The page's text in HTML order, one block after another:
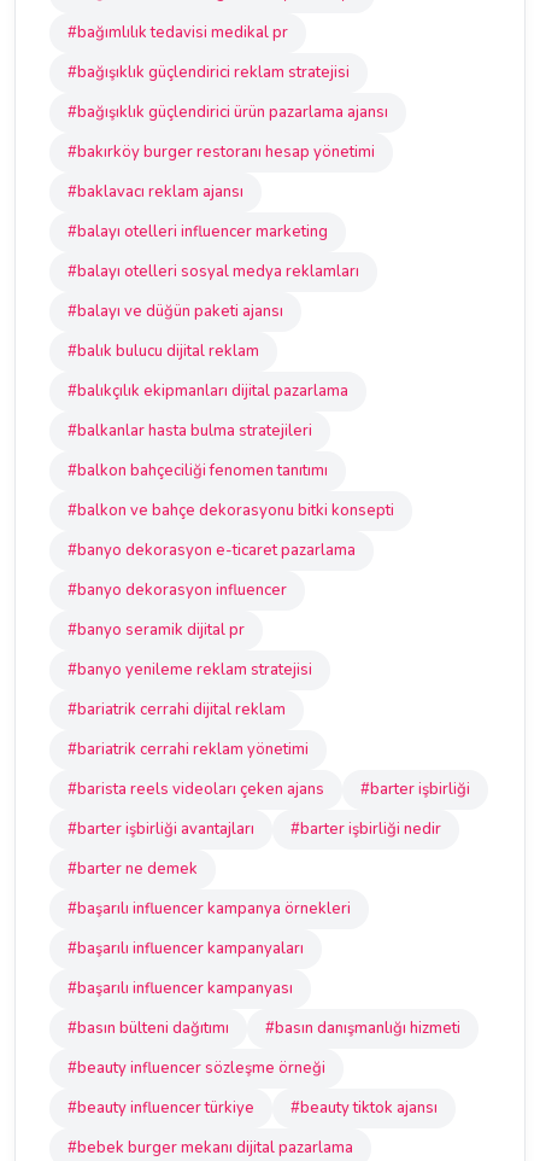
#bağımlılık tedavisi medikal pr
#bağışıklık güçlendirici reklam stratejisi
#bağışıklık güçlendirici ürün pazarlama ajansı
#bakırköy burger restoranı hesap yönetimi
#baklavacı reklam ajansı
#balayı otelleri influencer marketing
#balayı otelleri sosyal medya reklamları
#balayı ve düğün paketi ajansı
#balık bulucu dijital reklam
#balıkçılık ekipmanları dijital pazarlama
#balkanlar hasta bulma stratejileri
#balkon bahçeciliği fenomen tanıtımı
#balkon ve bahçe dekorasyonu bitki konsepti
#banyo dekorasyon e-ticaret pazarlama
#banyo dekorasyon influencer
#banyo seramik dijital pr
#banyo yenileme reklam stratejisi
#bariatrik cerrahi dijital reklam
#bariatrik cerrahi reklam yönetimi
#barista reels videoları çeken ajans
#barter işbirliği
#barter işbirliği avantajları
#barter işbirliği nedir
#barter ne demek
#başarılı influencer kampanya örnekleri
#başarılı influencer kampanyaları
#başarılı influencer kampanyası
#basın bülteni dağıtımı
#basın danışmanlığı hizmeti
#beauty influencer sözleşme örneği
#beauty influencer türkiye
#beauty tiktok ajansı
#bebek burger mekanı dijital pazarlama